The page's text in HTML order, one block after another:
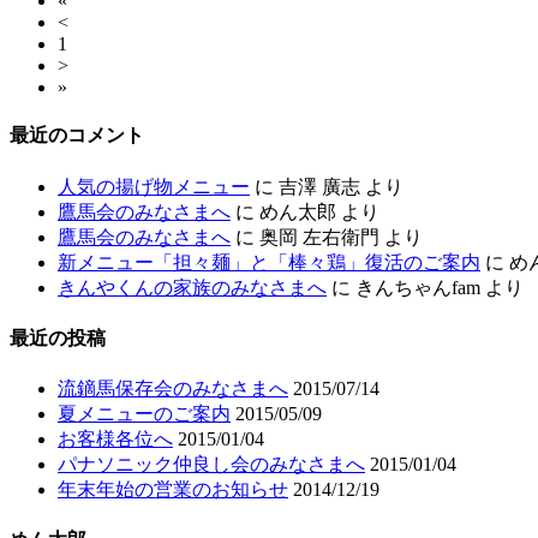
<
1
>
»
最近のコメント
人気の揚げ物メニュー に 吉澤 廣志 より
鷹馬会のみなさまへ に めん太郎 より
鷹馬会のみなさまへ に 奥岡 左右衛門 より
新メニュー「担々麺」と「棒々鶏」復活のご案内 に め
きんやくんの家族のみなさまへ に きんちゃんfam より
最近の投稿
流鏑馬保存会のみなさまへ 2015/07/14
夏メニューのご案内 2015/05/09
お客様各位へ 2015/01/04
パナソニック仲良し会のみなさまへ 2015/01/04
年末年始の営業のお知らせ 2014/12/19